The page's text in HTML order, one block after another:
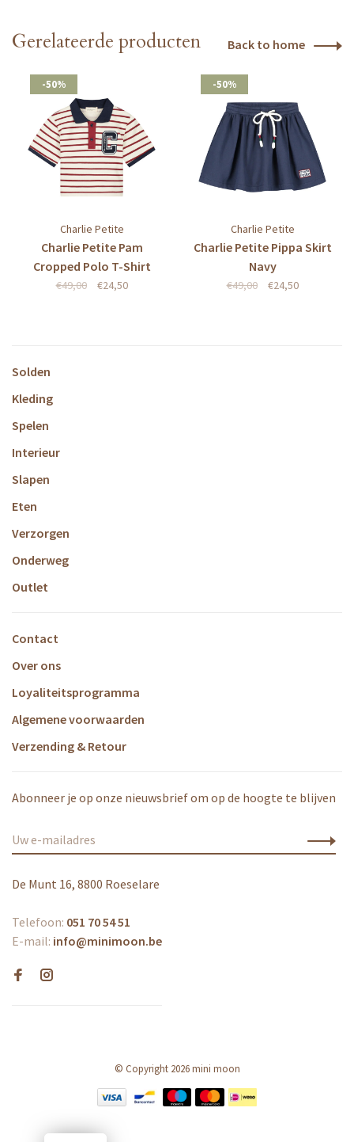
Gerelateerde producten Back to home
-50%
Charlie Petite
Charlie Petite Pam
Cropped Polo T-Shirt
Stripes Bordeaux/Ecru
€49,00 €24,50
-50%
Charlie Petite
Charlie Petite Pippa Skirt
Navy
€49,00 €24,50
Solden
Kleding
Spelen
Interieur
Slapen
Eten
Verzorgen
Onderweg
Outlet
Contact
Over ons
Loyaliteitsprogramma
Algemene voorwaarden
Verzending & Retour
Abonneer je op onze nieuwsbrief om op de hoogte te blijven
De Munt 16, 8800 Roeselare
Telefoon: 051 70 54 51
E-mail: info@minimoon.be
© Copyright 2026 mini moon